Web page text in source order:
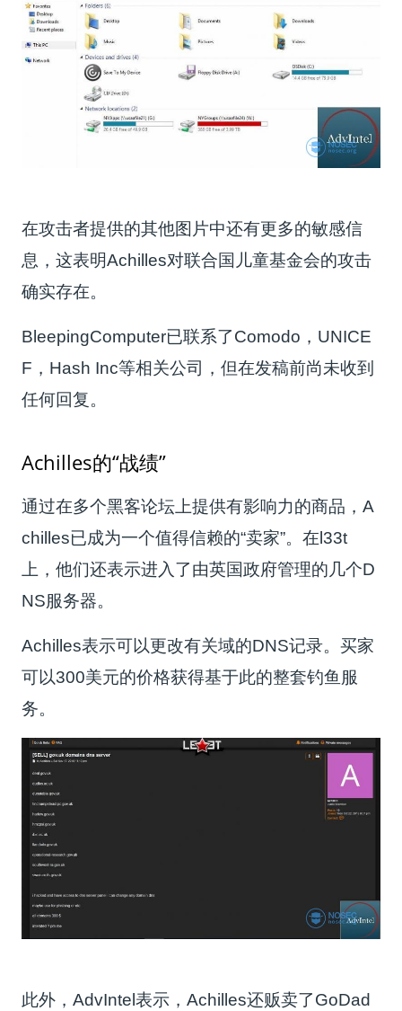
在攻击者提供的其他图片中还有更多的敏感信
息，这表明Achilles对联合国儿童基金会的攻击
确实存在。
BleepingComputer已联系了Comodo，UNICE
F，Hash Inc等相关公司，但在发稿前尚未收到
任何回复。
Achilles的“战绩”
通过在多个黑客论坛上提供有影响力的商品，A
chilles已成为一个值得信赖的“卖家”。在l33t
上，他们还表示进入了由英国政府管理的几个D
NS服务器。
Achilles表示可以更改有关域的DNS记录。买家
可以300美元的价格获得基于此的整套钓鱼服
务。
此外，AdvIntel表示，Achilles还贩卖了GoDad